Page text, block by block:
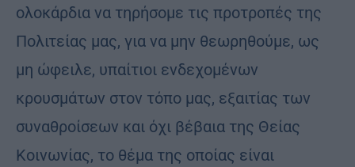
ολοκάρδια να τηρήσομε τις προτροπές της
Πολιτείας μας, για να μην θεωρηθούμε, ως
μη ώφειλε, υπαίτιοι ενδεχομένων
κρουσμάτων στον τόπο μας, εξαιτίας των
συναθροίσεων και όχι βέβαια της Θείας
Κοινωνίας, το θέμα της οποίας είναι